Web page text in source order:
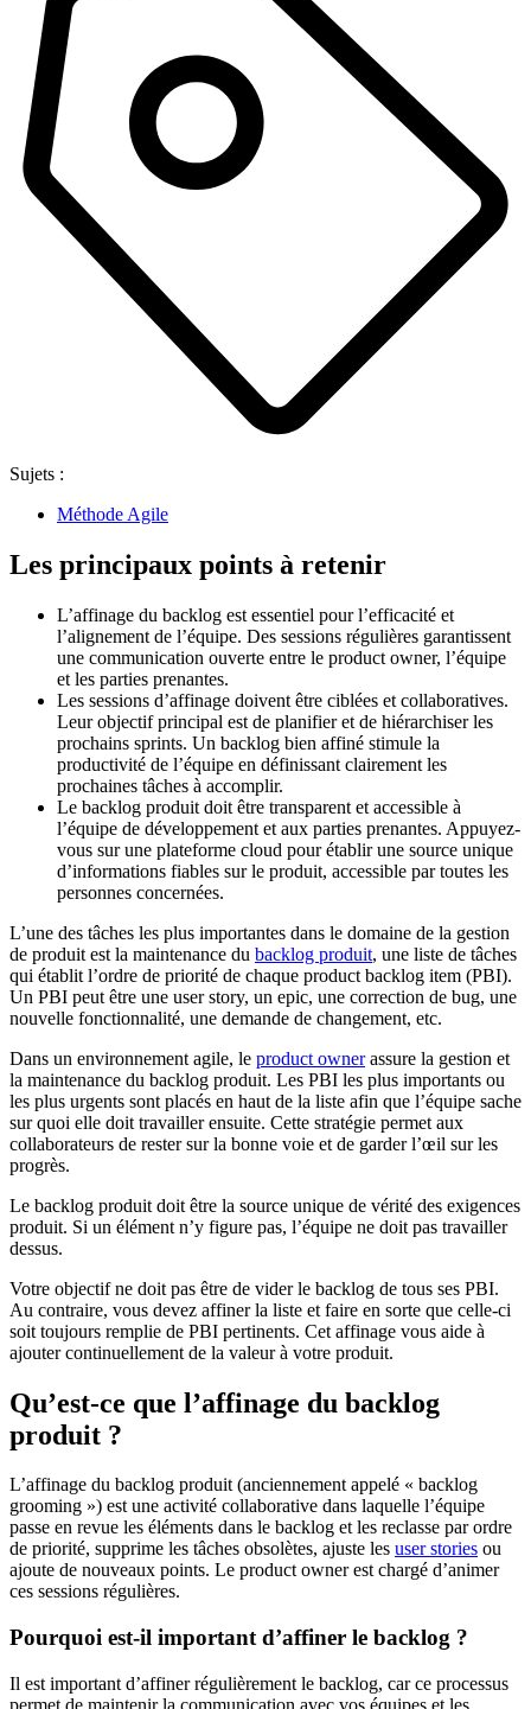
Sujets :
Méthode Agile
Les principaux points à retenir
L’affinage du backlog est essentiel pour l’efficacité et
l’alignement de l’équipe. Des sessions régulières garantissent
une communication ouverte entre le product owner, l’équipe
et les parties prenantes.
Les sessions d’affinage doivent être ciblées et collaboratives.
Leur objectif principal est de planifier et de hiérarchiser les
prochains sprints. Un backlog bien affiné stimule la
productivité de l’équipe en définissant clairement les
prochaines tâches à accomplir.
Le backlog produit doit être transparent et accessible à
l’équipe de développement et aux parties prenantes. Appuyez-
vous sur une plateforme cloud pour établir une source unique
d’informations fiables sur le produit, accessible par toutes les
personnes concernées.
L’une des tâches les plus importantes dans le domaine de la gestion
de produit est la maintenance du backlog produit, une liste de tâches
qui établit l’ordre de priorité de chaque product backlog item (PBI).
Un PBI peut être une user story, un epic, une correction de bug, une
nouvelle fonctionnalité, une demande de changement, etc.
Dans un environnement agile, le product ownerassure la gestion et
la maintenance du backlog produit. Les PBI les plus importants ou
les plus urgents sont placés en haut de la liste afin que l’équipe sache
sur quoi elle doit travailler ensuite. Cette stratégie permet aux
collaborateurs de rester sur la bonne voie et de garder l’œil sur les
progrès.
Le backlog produit doit être la source unique de vérité des exigences
produit. Si un élément n’y figure pas, l’équipe ne doit pas travailler
dessus.
Votre objectif ne doit pas être de vider le backlog de tous ses PBI.
Au contraire, vous devez affiner la liste et faire en sorte que celle-ci
soit toujours remplie de PBI pertinents. Cet affinage vous aide à
ajouter continuellement de la valeur à votre produit.
Qu’est-ce que l’affinage du backlog
produit ?
L’affinage du backlog produit (anciennement appelé « backlog
grooming ») est une activité collaborative dans laquelle l’équipe
passe en revue les éléments dans le backlog et les reclasse par ordre
de priorité, supprime les tâches obsolètes, ajuste les user stories ou
ajoute de nouveaux points. Le product owner est chargé d’animer
ces sessions régulières.
Pourquoi est-il important d’affiner le backlog ?
Il est important d’affiner régulièrement le backlog, car ce processus
permet de maintenir la communication avec vos équipes et les